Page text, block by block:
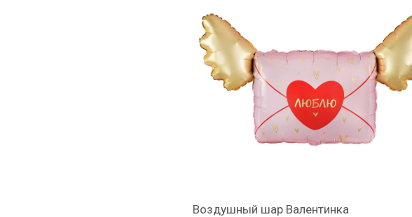
Воздушный шар Валентинка